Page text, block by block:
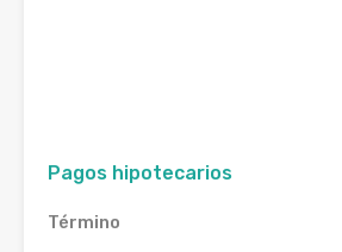
Pagos hipotecarios
Término